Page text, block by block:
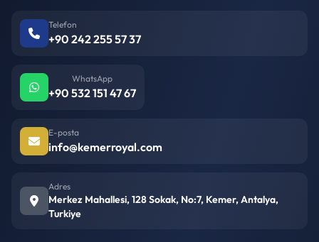
Telefon
+90 242 255 57 37
WhatsApp
+90 532 151 47 67
E-posta
info@kemerroyal.com
Adres
Merkez Mahallesi, 128 Sokak, No:7, Kemer, Antalya,
Turkiye